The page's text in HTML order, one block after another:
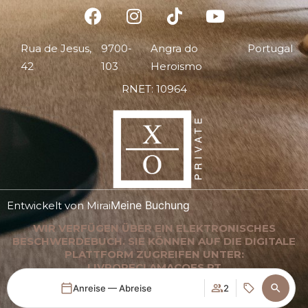
Anreise — Abreise 2
Rua de Jesus,
42
9700-
103
Angra do
Heroismo
Portugal
RNET: 10964
Entwickelt vonMiraiMeine Buchung
WIR VERFÜGEN ÜBER EIN ELEKTRONISCHES
BESCHWERDEBUCH. SIE KÖNNEN AUF DIE DIGITALE
PLATTFORM ZUGREIFEN UNTER:
LIVRORECLAMACOES.PT